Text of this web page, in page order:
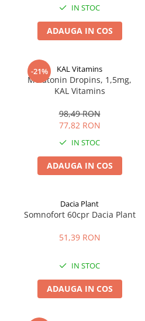
IN STOC
ADAUGA IN COS
-21% KAL Vitamins
Melatonin Dropins, 1,5mg,
KAL Vitamins
98,49 RON
77,82 RON
IN STOC
ADAUGA IN COS
Dacia Plant
Somnofort 60cpr Dacia Plant
51,39 RON
IN STOC
ADAUGA IN COS